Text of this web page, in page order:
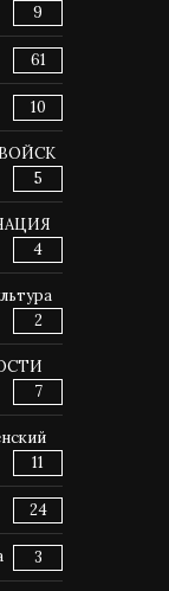
9
61
10
5
4
2
7
11
24
3